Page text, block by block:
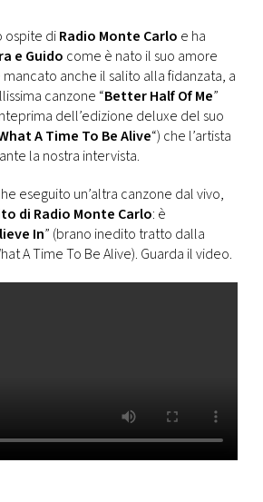
ospite diRadio Monte Carlo e ha
e Guido come è nato il suo amore
mancato anche il salito alla fidanzata, a
canzone “Better Half Of Me”
dell’edizione deluxe del suo
A Time To Be Alive“) che l’artista
la nostra intervista.
eseguito un’altra canzone dal vivo,
di Radio Monte Carlo: è
In” (brano inedito tratto dalla
A Time To Be Alive). Guarda il video.